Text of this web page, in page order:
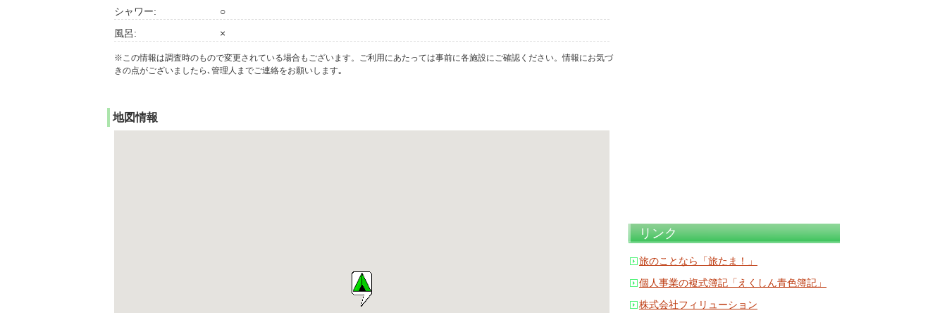
シャワー:
○
風呂:
×
※この情報は調査時のもので変更されている場合もございます。ご利用にあたっては事前に各施設にご確認ください。情報にお気づ
きの点がございましたら､管理人までご連絡をお願いします｡
地図情報
リンク
旅のことなら「旅たま！」
個人事業の複式簿記「えくしん青色簿記」
株式会社フィリューション